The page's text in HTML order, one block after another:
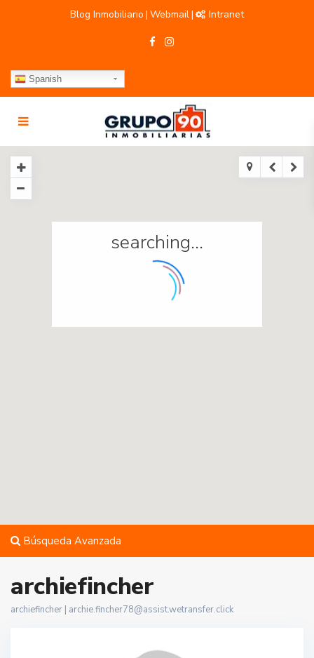
Blog Inmobiliario | Webmail| Intranet
Spanish
searching...
Búsqueda Avanzada
archiefincher
archiefincher | archie.fincher78@assist.wetransfer.click